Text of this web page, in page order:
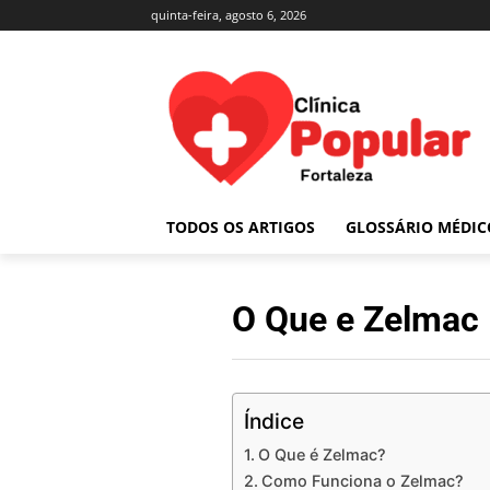
quinta-feira, agosto 6, 2026
TODOS OS ARTIGOS GLOSSÁRIO
O Que e Zelmac
Índice
O Que é Zelmac?
Como Funciona o Zelmac?